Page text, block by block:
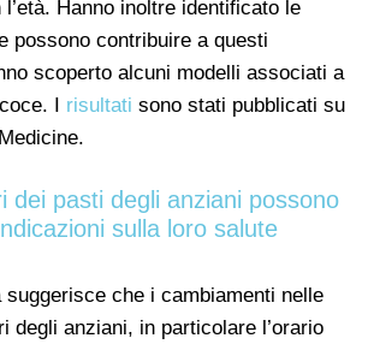
Hanno inoltre identificato le
possono contribuire a questi
scoperto alcuni modelli associati a
I risultati sono stati pubblicati su
dei pasti degli anziani possono
sulla loro salute
suggerisce che i cambiamenti nelle
degli anziani, in particolare l’orario